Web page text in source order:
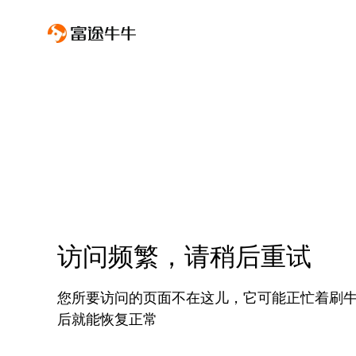
访问频繁，请稍后重试
您所要访问的页面不在这儿，它可能正忙着刷
后就能恢复正常